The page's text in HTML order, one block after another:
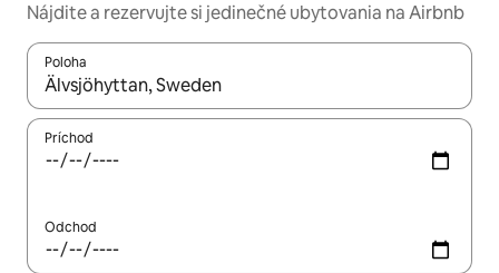
Nájdite a rezervujte si jedinečné ubytovania na Airbnb
Poloha
Keď budú výsledky k dispozícii, môžete si ich prechádzať
Príchod
Odchod